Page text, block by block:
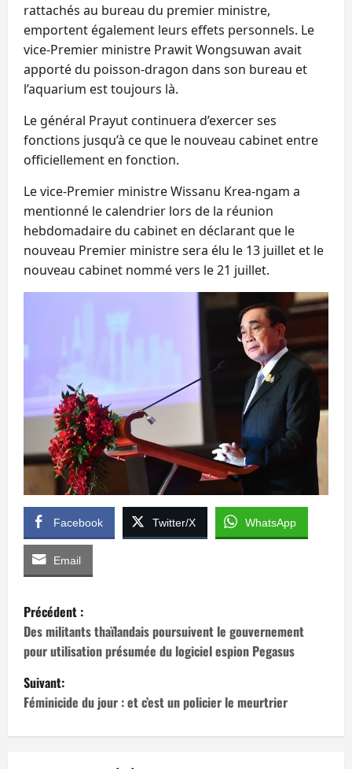
rattachés au bureau du premier ministre,
emportent également leurs effets personnels. Le
vice-Premier ministre Prawit Wongsuwan avait
apporté du poisson-dragon dans son bureau et
l’aquarium est toujours là.
Le général Prayut continuera d’exercer ses
fonctions jusqu’à ce que le nouveau cabinet entre
officiellement en fonction.
Le vice-Premier ministre Wissanu Krea-ngam a
mentionné le calendrier lors de la réunion
hebdomadaire du cabinet en déclarant que le
nouveau Premier ministre sera élu le 13 juillet et le
nouveau cabinet nommé vers le 21 juillet.
Facebook Twitter/X WhatsApp
Email
N
a
v
i
g
Précédent :
Des militants thaïlandais poursuivent le gouvernement
pour utilisation présumée du logiciel espion Pegasus
Suivant:
Féminicide du jour : et c’est un policier le meurtrier